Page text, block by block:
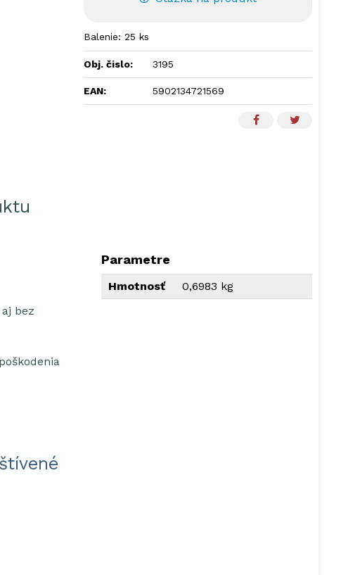
Balenie: 25 ks
Obj. čislo: 3195
EAN: 5902134721569
Parametre
Hmotnosť 0,6983 kg
bez